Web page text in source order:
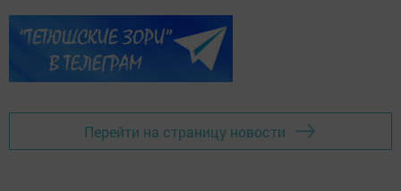
Перейти на страницу новости